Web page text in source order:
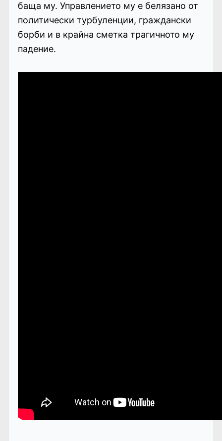
баща му. Управлението му е белязано от
политически турбуленции, граждански
борби и в крайна сметка трагичното му
падение.